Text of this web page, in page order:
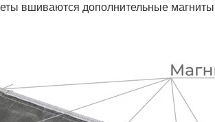
вшиваются дополнительные